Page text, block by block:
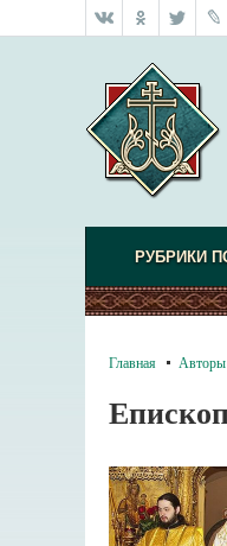
РУБРИКИ
Главная Авторы